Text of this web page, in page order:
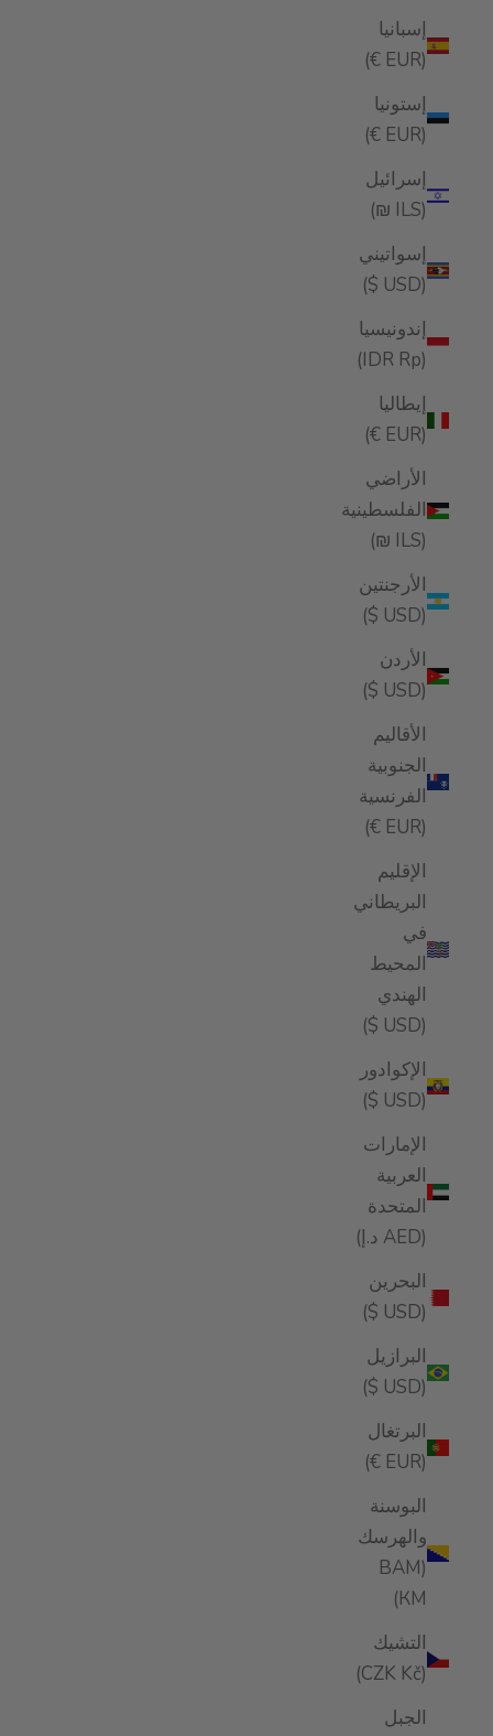
إسبانيا
(EUR €)
إستونيا
(EUR €)
إسرائيل
(ILS ₪)
إسواتيني
(USD $)
إندونيسيا
(IDR Rp)
إيطاليا
(EUR €)
الأراضي
الفلسطينية
(ILS ₪)
الأرجنتين
(USD $)
الأردن
(USD $)
الأقاليم
الجنوبية
الفرنسية
(EUR €)
الإقليم
البريطاني
في
المحيط
الهندي
(USD $)
الإكوادور
(USD $)
الإمارات
العربية
المتحدة
(AED د.إ)
البحرين
(USD $)
البرازيل
(USD $)
البرتغال
(EUR €)
البوسنة
والهرسك
(BAM
КМ)
التشيك
(CZK Kč)
الجبل